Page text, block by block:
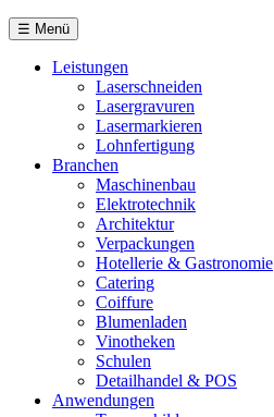
☰ Menü
Leistungen
Laserschneiden
Lasergravuren
Lasermarkieren
Lohnfertigung
Branchen
Maschinenbau
Elektrotechnik
Architektur
Verpackungen
Hotellerie & Gastronomie
Catering
Coiffure
Blumenladen
Vinotheken
Schulen
Detailhandel & POS
Anwendungen